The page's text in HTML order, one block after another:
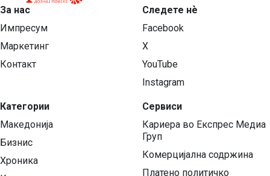
За нас
Импресум
Маркетинг
Контакт
Категории
Македонија
Бизнис
Хроника
Следете нѐ
Facebook
X
YouTube
Instagram
Сервиси
Кариера во Експрес Медиа
Груп
Комерцијална содржина
Платено политичко